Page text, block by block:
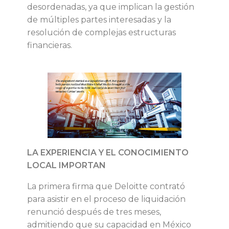
s
c
e
desordenadas, ya que implican la gestión
de múltiples partes interesadas y la
resolución de complejas estructuras
financieras.
LA EXPERIENCIA Y EL CONOCIMIENTO
LOCAL IMPORTAN
La primera firma que Deloitte contrató
para asistir en el proceso de liquidación
renunció después de tres meses,
admitiendo que su capacidad en México